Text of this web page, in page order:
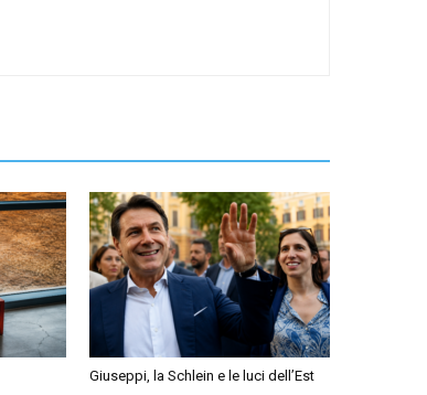
Giuseppi, la Schlein e le luci dell’Est